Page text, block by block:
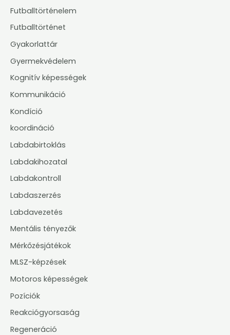
Futballtörténelem
Futballtörténet
Gyakorlattár
Gyermekvédelem
Kognitív képességek
Kommunikáció
Kondíció
koordináció
Labdabirtoklás
Labdakihozatal
Labdakontroll
Labdaszerzés
Labdavezetés
Mentális tényezők
Mérkőzésjátékok
MLSZ-képzések
Motoros képességek
Pozíciók
Reakciógyorsaság
Regeneráció